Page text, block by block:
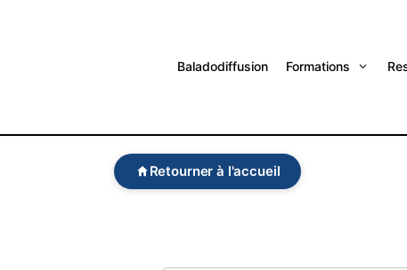
Baladodiffusion Formations
Retourner à l'accueil